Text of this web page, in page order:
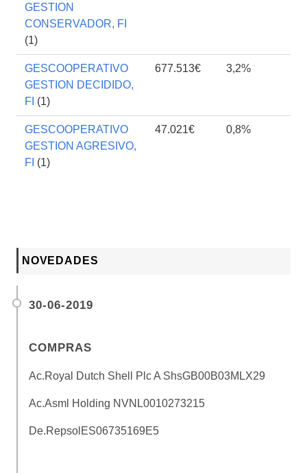
GESTION
CONSERVADOR, FI
(1)
GESCOOPERATIVO
GESTION DECIDIDO,
FI (1)
677.513€ 3,2%
GESCOOPERATIVO
GESTION AGRESIVO,
FI (1)
47.021€ 0,8%
NOVEDADES
30-06-2019
COMPRAS
Ac.Royal Dutch Shell Plc A ShsGB00B03MLX29
Ac.Asml Holding NVNL0010273215
De.Repsol ES06735169E5